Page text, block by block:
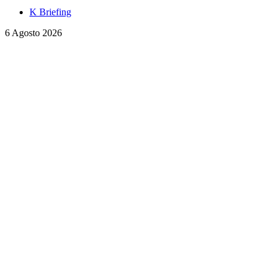
K Briefing
6 Agosto 2026